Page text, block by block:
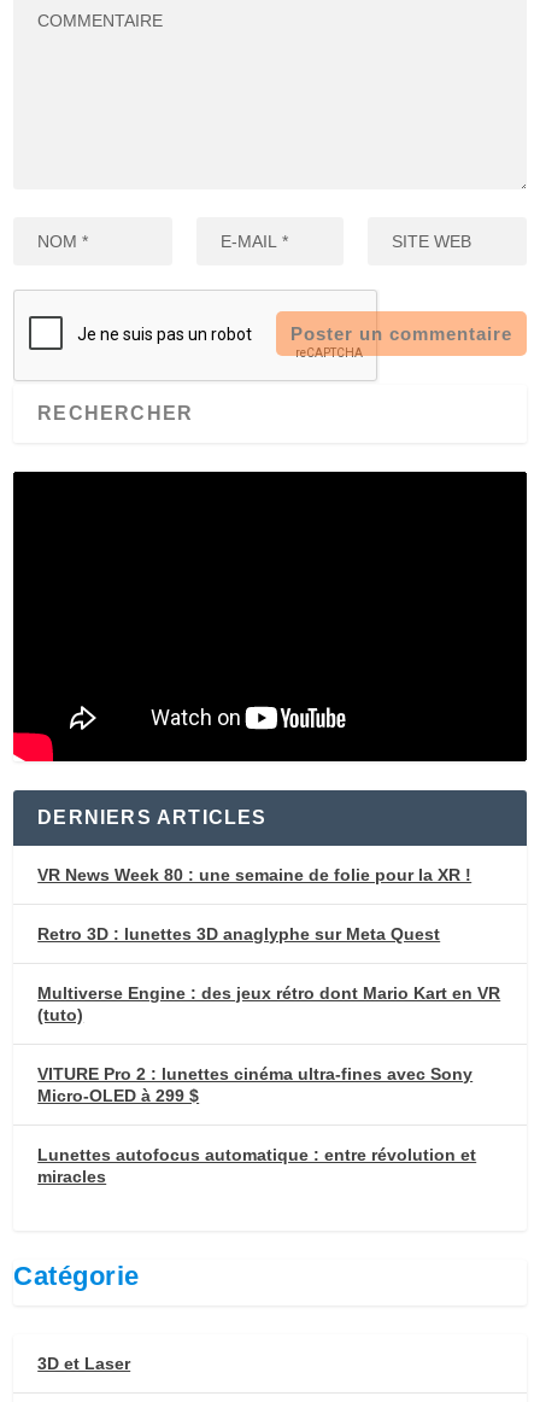
DERNIERS ARTICLES
VR News Week 80 : une semaine de folie pour la XR !
Retro 3D : lunettes 3D anaglyphe sur Meta Quest
Multiverse Engine : des jeux rétro dont Mario Kart en VR
(tuto)
VITURE Pro 2 : lunettes cinéma ultra-fines avec Sony
Micro-OLED à 299 $
Lunettes autofocus automatique : entre révolution et
miracles
Catégorie
3D et Laser